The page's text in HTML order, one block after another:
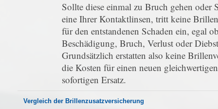
Sollte diese einmal zu Bruch gehen oder
eine Ihrer Kontaktlinsen, tritt keine
für den entstandenen Schaden ein, egal
Beschädigung, Bruch, Verlust oder
Grundsätzlich erstatten also keine
die Kosten für einen neuen
sofortigen Ersatz.
Vergleich der Brillenzusatzversicherung